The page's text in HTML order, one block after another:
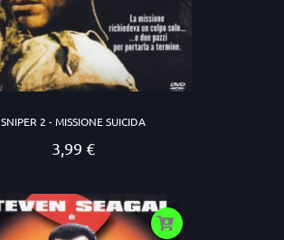
SNIPER 2 - MISSIONE SUICIDA
Prezzo
3,99 €